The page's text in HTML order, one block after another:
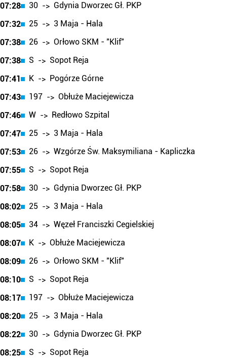
07:28
30 -> Gdynia Dworzec Gł. PKP
07:32
25 -> 3 Maja - Hala
07:38
26 -> Orłowo SKM - "Klif"
07:38
S -> Sopot Reja
07:41
K -> Pogórze Górne
07:43
197 -> Obłuże Maciejewicza
07:46
W -> Redłowo Szpital
07:47
25 -> 3 Maja - Hala
07:53
26 -> Wzgórze Św. Maksymiliana - Kapliczka
07:55
S -> Sopot Reja
07:58
30 -> Gdynia Dworzec Gł. PKP
08:02
25 -> 3 Maja - Hala
08:05
34 -> Węzeł Franciszki Cegielskiej
08:07
K -> Obłuże Maciejewicza
08:09
26 -> Orłowo SKM - "Klif"
08:10
S -> Sopot Reja
08:17
197 -> Obłuże Maciejewicza
08:20
25 -> 3 Maja - Hala
08:22
30 -> Gdynia Dworzec Gł. PKP
08:25
S -> Sopot Reja